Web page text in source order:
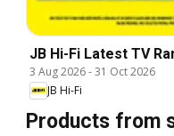
JB Hi-Fi Latest TV
3 Aug 2026-31 Oct 2026
JB Hi-Fi
Products from